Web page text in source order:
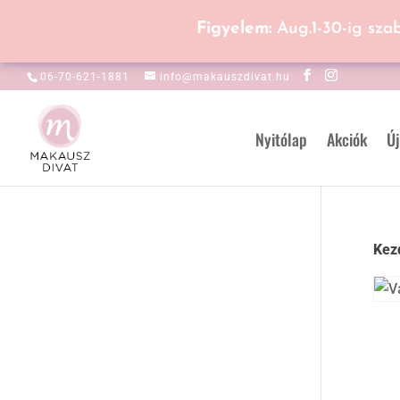
06-70-621-1881 info@makauszdivat.hu
Nyitólap Akciók
Figyelem: Aug.1-30-ig